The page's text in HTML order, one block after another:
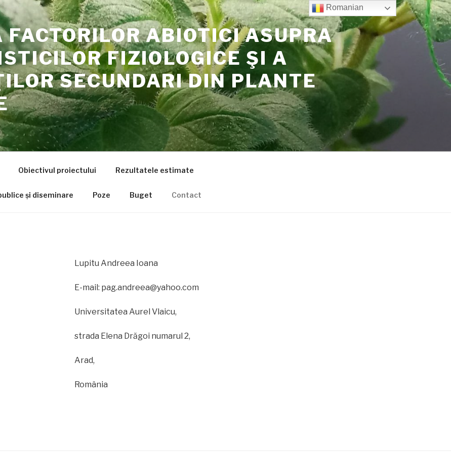
ABIOTICI ASUPRA
FIZIOLOGICE ŞI A
SECUNDARI DIN PLANTE
Obiectivul proiectului Rezultatele estimate
și diseminare Poze Buget Contact
Lupitu Andreea Ioana
E-mail: pag.andreea@yahoo.com
Universitatea Aurel Vlaicu,
strada Elena Drăgoi numarul 2,
Arad,
România
Romanian